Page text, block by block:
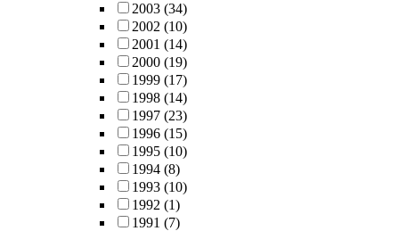
2003 (34)
2002 (10)
2001 (14)
2000 (19)
1999 (17)
1998 (14)
1997 (23)
1996 (15)
1995 (10)
1994 (8)
1993 (10)
1992 (1)
1991 (7)